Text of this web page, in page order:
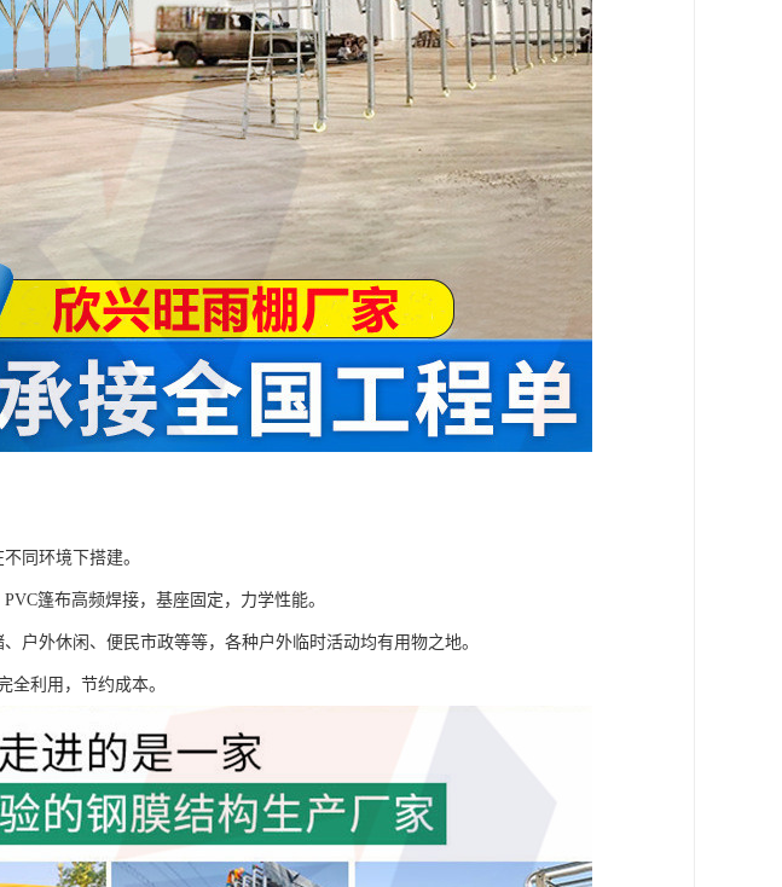
同环境下搭建。
篷布高频焊接，基座固定，力学性能。
户外休闲、便民市政等等，各种户外临时活动均有用物之地。
全利用，节约成本。